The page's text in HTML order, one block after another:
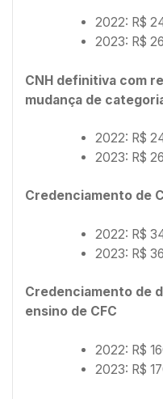
2022: R$
2023: R$
CNH definitiva com
mudança de
2022: R$
2023: R$
Credenciamento de
2022: R$
2023: R$
Credenciamento de
ensino de CFC
2022: R$
2023: R$